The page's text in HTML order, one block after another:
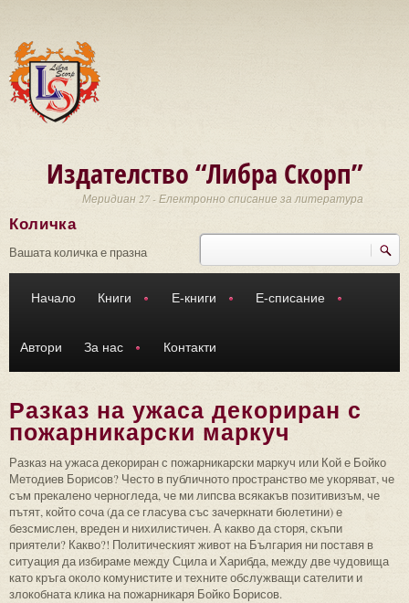
Издателство “Либра Скорп”
Меридиан 27 - Електронно списание за литература
Търси
Количка
Вашата количка е празна
Начало Книги Е-книги Е-списание
Автори За нас Контакти
Разказ на ужаса декориран с
пожарникарски маркуч
Разказ на ужаса декориран с пожарникарски маркуч или Кой е Бойко
Методиев Борисов? Често в публичното пространство ме укоряват, че
съм прекалено черногледа, че ми липсва всякакъв позитивизъм, че
пътят, който соча (да се гласува със зачеркнати бюлетини) е
безсмислен, вреден и нихилистичен. А какво да сторя, скъпи
приятели? Какво?! Политическият живот на България ни поставя в
ситуация да избираме между Сцила и Харибда, между две чудовища
като кръга около комунистите и техните обслужващи сателити и
злокобната клика на пожарникаря Бойко Борисов.